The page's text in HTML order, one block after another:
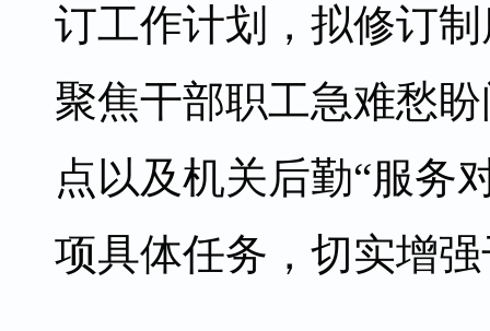
订工作计划，拟修订
聚焦干部职工急难愁
点以及机关后勤“服务
项具体任务，切实增